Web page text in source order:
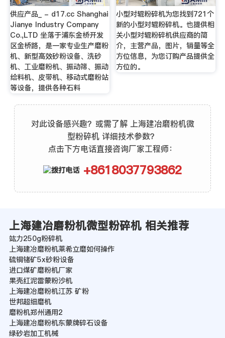
供应产品_ - d17.cc Shanghai
Jianye Industry Company
Co.,LTD 坐落于浦东金桥开发
区金桥路，是一家专业生产磨粉
机、新型高效砂粉设备、洗砂
机、工业磨粉机、振动筛、振动
给料机、皮带机、移动式磨粉站
等设备，提供各种石料
小型对辊粉碎机为您找到721个
新的小型对辊粉碎机。也提供相
关小型对辊粉碎机供应商的简
介，主营产品，图片，销量等全
方位信息，为您订购产品提供全
方位的。
对此设备感兴趣？或需了解 上海建冶磨粉机微
型粉碎机 详细技术参数？
点击下方电话直接咨询厂家工程师：
+8618037793862
上海建冶磨粉机微型粉碎机 相关推荐
竑力250g粉碎机
上海建冶磨粉机莱希立磨如何操作
硫铜锗矿5x砂粉设备
进口煤矿磨粉机厂家
果壳红泥雷蒙粉沙机
上海建冶磨粉机江苏 矿粉
世邦超细磨机
磨粉机郑州通用2
上海建冶磨粉机东蒙牌碎石设备
绿砂岩加工机械